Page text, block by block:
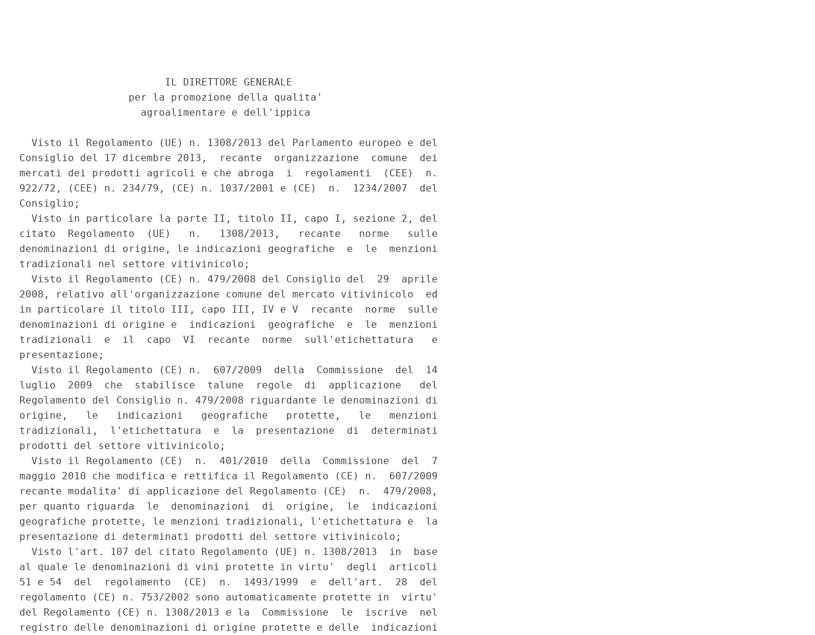
                        IL DIRETTORE GENERALE
                  per la promozione della qualita'
                    agroalimentare e dell'ippica
  Visto il Regolamento (UE) n. 1308/2013 del Parlamento europeo e del
Consiglio del 17 dicembre 2013,  recante  organizzazione  comune  dei
mercati dei prodotti agricoli e che abroga  i  regolamenti  (CEE)  n.
922/72, (CEE) n. 234/79, (CE) n. 1037/2001 e (CE)  n.  1234/2007  del
Consiglio;
  Visto in particolare la parte II, titolo II, capo I, sezione 2, del
citato  Regolamento  (UE)   n.   1308/2013,   recante   norme   sulle
denominazioni di origine, le indicazioni geografiche  e  le  menzioni
tradizionali nel settore vitivinicolo;
  Visto il Regolamento (CE) n. 479/2008 del Consiglio del  29  aprile
2008, relativo all'organizzazione comune del mercato vitivinicolo  ed
in particolare il titolo III, capo III, IV e V  recante  norme  sulle
denominazioni di origine e  indicazioni  geografiche  e  le  menzioni
tradizionali  e  il  capo  VI  recante  norme  sull'etichettatura   e
presentazione;
  Visto il Regolamento (CE) n.  607/2009  della  Commissione  del  14
luglio  2009  che  stabilisce  talune  regole  di  applicazione   del
Regolamento del Consiglio n. 479/2008 riguardante le denominazioni di
origine,   le   indicazioni   geografiche   protette,   le   menzioni
tradizionali,  l'etichettatura  e  la  presentazione  di  determinati
prodotti del settore vitivinicolo;
  Visto il Regolamento (CE)  n.  401/2010  della  Commissione  del  7
maggio 2010 che modifica e rettifica il Regolamento (CE) n.  607/2009
recante modalita' di applicazione del Regolamento (CE)  n.  479/2008,
per quanto riguarda  le  denominazioni  di  origine,  le  indicazioni
geografiche protette, le menzioni tradizionali, l'etichettatura e  la
presentazione di determinati prodotti del settore vitivinicolo;
  Visto l'art. 107 del citato Regolamento (UE) n. 1308/2013  in  base
al quale le denominazioni di vini protette in virtu'  degli  articoli
51 e 54  del  regolamento  (CE)  n.  1493/1999  e  dell'art.  28  del
regolamento (CE) n. 753/2002 sono automaticamente protette in  virtu'
del Regolamento (CE) n. 1308/2013 e la  Commissione  le  iscrive  nel
registro delle denominazioni di origine protette e delle  indicazioni